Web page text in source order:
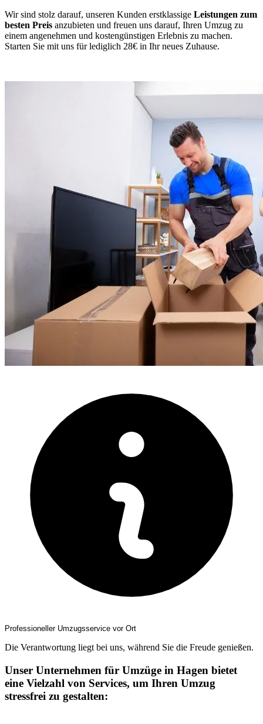
Wir sind stolz darauf, unseren Kunden erstklassige Leistungen zum
besten Preis anzubieten und freuen uns darauf, Ihren Umzug zu
einem angenehmen und kostengünstigen Erlebnis zu machen.
Starten Sie mit uns für lediglich 28€ in Ihr neues Zuhause.
Professioneller Umzugsservice vor Ort
Die Verantwortung liegt bei uns, während Sie die Freude genießen.
Unser Unternehmen für Umzüge in Hagen bietet
eine Vielzahl von Services, um Ihren Umzug
stressfrei zu gestalten: